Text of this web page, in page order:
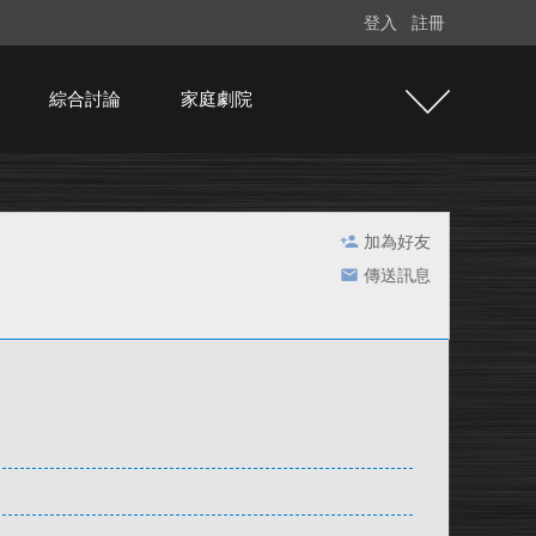
登入 註冊
綜合討論 家庭劇院
加為好友
傳送訊息